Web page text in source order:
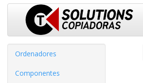
Ordenadores
Componentes